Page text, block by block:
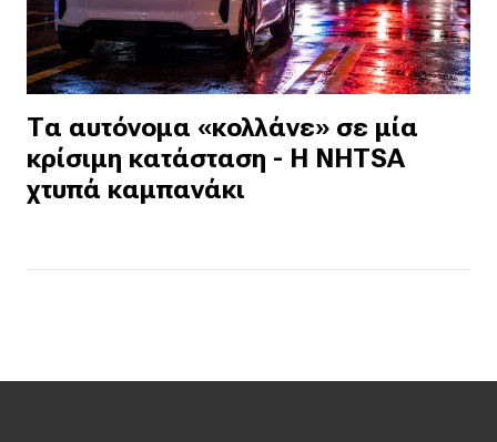
Τα αυτόνομα «κολλάνε» σε μία
κρίσιμη κατάσταση - Η NHTSA
χτυπά καμπανάκι